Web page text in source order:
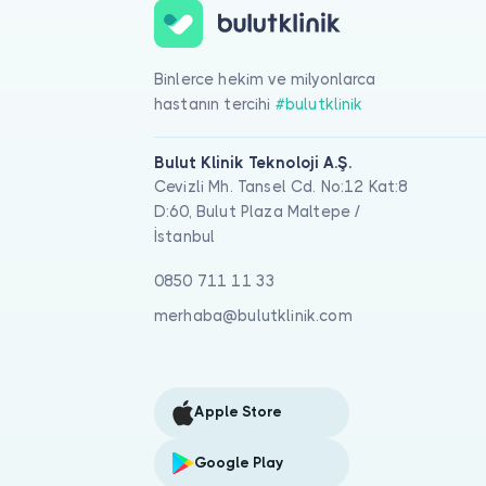
Binlerce hekim ve milyonlarca
hastanın tercihi #bulutklinik
Bulut Klinik Teknoloji A.Ş.
Cevizli Mh. Tansel Cd. No:12 Kat:8
D:60, Bulut Plaza Maltepe /
İstanbul
0850 711 11 33
merhaba@bulutklinik.com
Apple Store
Google Play